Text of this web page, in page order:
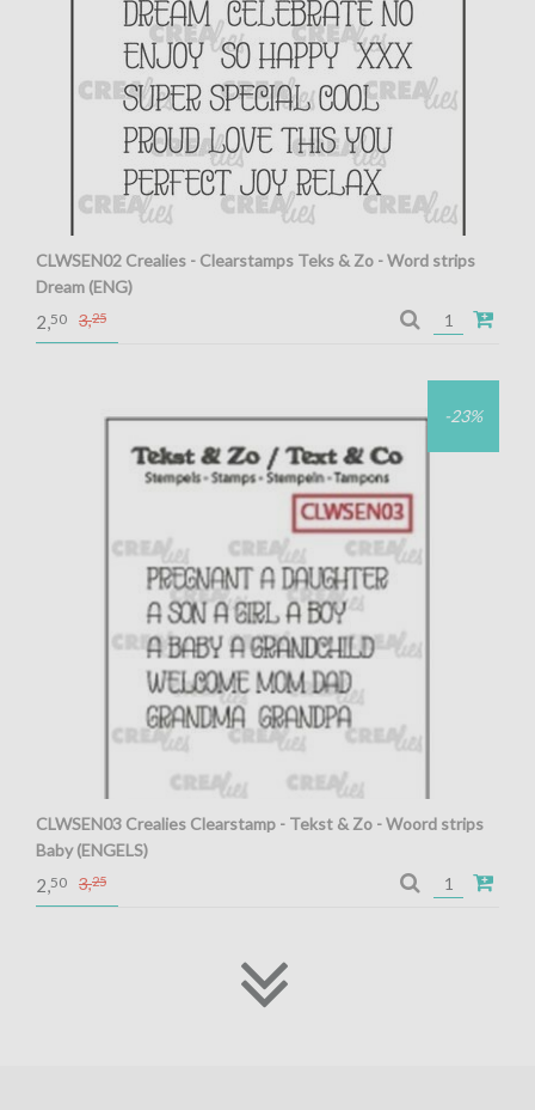
CLWSEN02 Crealies - Clearstamps Teks & Zo - Word strips
Dream (ENG)
Crealies - Clearstamps Teks & Zo - Word strips Dream (ENG)
2,50 3,25
-23%
CLWSEN03 Crealies Clearstamp - Tekst & Zo - Woord strips
Baby (ENGELS)
Crealies Clearstamp - Tekst & Zo - Woord strips Baby
(ENGELS)
2,50 3,25